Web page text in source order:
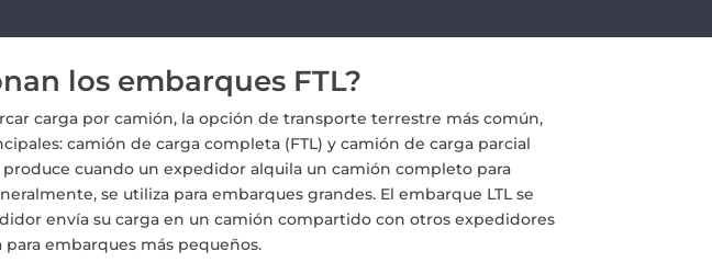
los embarques FTL?
carga por camión, la opción de transporte terrestre más común,
camión de carga completa (FTL) y camión de carga parcial
produce cuando un expedidor alquila un camión completo para
se utiliza para embarques grandes. El embarque LTL se
envía su carga en un camión compartido con otros expedidores
embarques más pequeños.